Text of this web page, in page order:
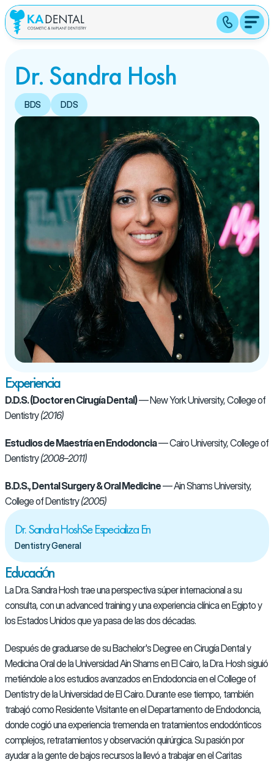
Dr. Sandra Hosh
BDS DDS
Experiencia
D.D.S. (Doctor en Cirugía Dental) — New York University, College of
Dentistry (2016)
Estudios de Maestría en Endodoncia — Cairo University, College of
Dentistry (2008–2011)
B.D.S., Dental Surgery & Oral Medicine — Ain Shams University,
College of Dentistry (2005)
Dr. Sandra HoshSe Especializa En
Dentistry General
Educación
La Dra. Sandra Hosh trae una perspectiva súper internacional a su
consulta, con un advanced training y una experiencia clínica en Egipto y
los Estados Unidos que ya pasa de las dos décadas.
Después de graduarse de su Bachelor's Degree en Cirugía Dental y
Medicina Oral de la Universidad Ain Shams en El Cairo, la Dra. Hosh siguió
metiéndole a los estudios avanzados en Endodoncia en el College of
Dentistry de la Universidad de El Cairo. Durante ese tiempo, también
trabajó como Residente Visitante en el Departamento de Endodoncia,
donde cogió una experiencia tremenda en tratamientos endodónticos
complejos, retratamientos y observación quirúrgica. Su pasión por
ayudar a la gente de bajos recursos la llevó a trabajar en el Caritas